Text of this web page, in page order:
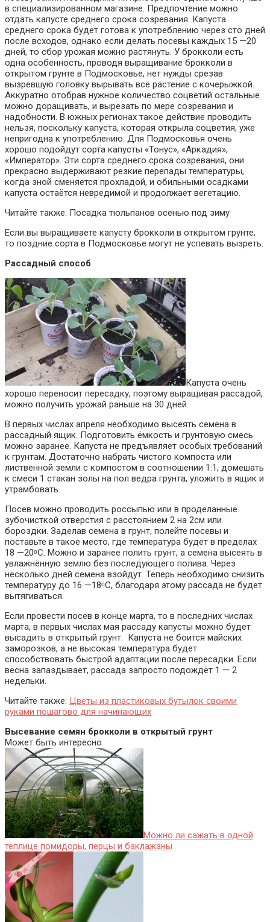
в специализированном магазине. Предпочтение можно
отдать капусте среднего срока созревания. Капуста
среднего срока будет готова к употреблению через сто дней
после всходов, однако если делать посевы каждых 15 —20
дней, то сбор урожая можно растянуть. У брокколи есть
одна особенность, проводя выращивание брокколи в
открытом грунте в Подмосковье, нет нужды срезав
вызревшую головку вырывать всё растение с кочерыжкой.
Аккуратно отобрав нужное количество соцветий остальные
можно доращивать, и вырезать по мере созревания и
надобности. В южных регионах такое действие проводить
нельзя, поскольку капуста, которая открыла соцветия, уже
непригодна к употреблению. Для Подмосковья очень
хорошо подойдут сорта капусты «Тонус», «Аркадия»,
«Император». Эти сорта среднего срока созревания, они
прекрасно выдерживают резкие перепады температуры,
когда зной сменяется прохладой, и обильными осадками
капуста остаётся невредимой и продолжает вегетацию.
Читайте также: Посадка тюльпанов осенью под зиму
Если вы выращиваете капусту брокколи в открытом грунте,
то поздние сорта в Подмосковье могут не успевать вызреть.
Рассадный способ
Капуста очень
хорошо переносит пересадку, поэтому выращивая рассадой,
можно получить урожай раньше на 30 дней.
В первых числах апреля необходимо высеять семена в
рассадный ящик. Подготовить ёмкость и грунтовую смесь
можно заранее. Капуста не предъявляет особых требований
к грунтам. Достаточно набрать чистого компоста или
лиственной земли с компостом в соотношении 1:1, домешать
к смеси 1 стакан золы на пол ведра грунта, уложить в ящик и
утрамбовать.
Посев можно проводить россыпью или в проделанные
зубочисткой отверстия с расстоянием 2 на 2см или
бороздки. Заделав семена в грунт, полейте посевы и
поставьте в такое место, где температура будет в пределах
18 —20ᵒС. Можно и заранее полить грунт, а семена высеять в
увлажнённую землю без последующего полива. Через
несколько дней семена взойдут. Теперь необходимо снизить
температуру до 16 —18ᵒС, благодаря этому рассада не будет
вытягиваться.
Если провести посев в конце марта, то в последних числах
марта, в первых числах мая рассаду капусты можно будет
высадить в открытый грунт. Капуста не боится майских
заморозков, а не высокая температура будет
способствовать быстрой адаптации после пересадки. Если
весна запаздывает, рассада запросто подождёт 1 — 2
недельки.
Читайте также: Цветы из пластиковых бутылок своими
руками пошагово для начинающих
Высевание семян брокколи в открытый грунт
Может быть интересно
Можно ли сажать в одной
теплице помидоры, перцы и баклажаны